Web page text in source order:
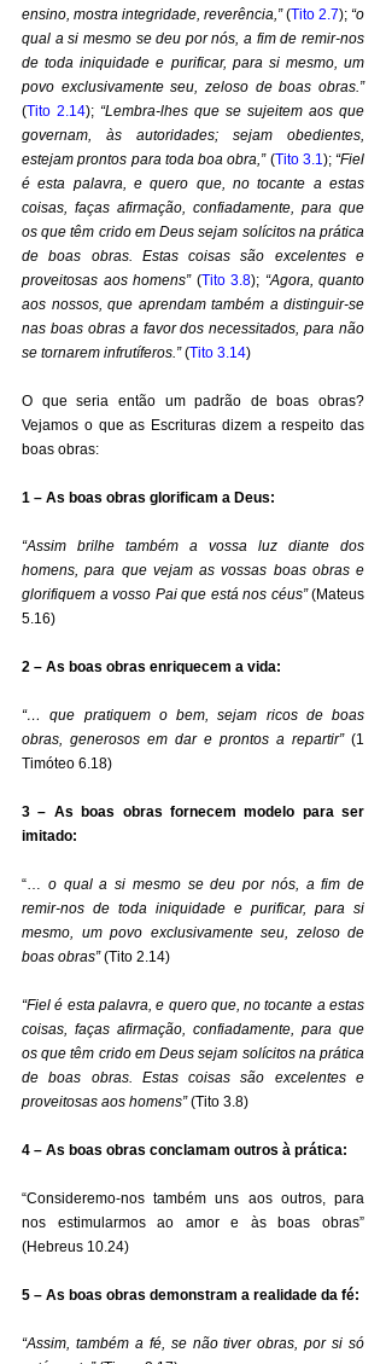
ensino, mostra integridade, reverência,” (Tito 2.7); “o
qual a si mesmo se deu por nós, a fim de remir-nos
de toda iniquidade e purificar, para si mesmo, um
povo exclusivamente seu, zeloso de boas obras.”
(Tito 2.14); “Lembra-lhes que se sujeitem aos que
governam, às autoridades; sejam obedientes,
estejam prontos para toda boa obra,” (Tito 3.1); “Fiel
é esta palavra, e quero que, no tocante a estas
coisas, faças afirmação, confiadamente, para que
os que têm crido em Deus sejam solícitos na prática
de boas obras. Estas coisas são excelentes e
proveitosas aos homens” (Tito 3.8); “Agora, quanto
aos nossos, que aprendam também a distinguir-se
nas boas obras a favor dos necessitados, para não
se tornarem infrutíferos.” (Tito 3.14)
O que seria então um padrão de boas obras?
Vejamos o que as Escrituras dizem a respeito das
boas obras:
1 – As boas obras glorificam a Deus:
“Assim brilhe também a vossa luz diante dos
homens, para que vejam as vossas boas obras e
glorifiquem a vosso Pai que está nos céus” (Mateus
5.16)
2 – As boas obras enriquecem a vida:
“… que pratiquem o bem, sejam ricos de boas
obras, generosos em dar e prontos a repartir” (1
Timóteo 6.18)
3 – As boas obras fornecem modelo para ser
imitado:
“… o qual a si mesmo se deu por nós, a fim de
remir-nos de toda iniquidade e purificar, para si
mesmo, um povo exclusivamente seu, zeloso de
boas obras” (Tito 2.14)
“Fiel é esta palavra, e quero que, no tocante a estas
coisas, faças afirmação, confiadamente, para que
os que têm crido em Deus sejam solícitos na prática
de boas obras. Estas coisas são excelentes e
proveitosas aos homens” (Tito 3.8)
4 – As boas obras conclamam outros à prática:
“Consideremo-nos também uns aos outros, para
nos estimularmos ao amor e às boas obras”
(Hebreus 10.24)
5 – As boas obras demonstram a realidade da fé:
“Assim, também a fé, se não tiver obras, por si só